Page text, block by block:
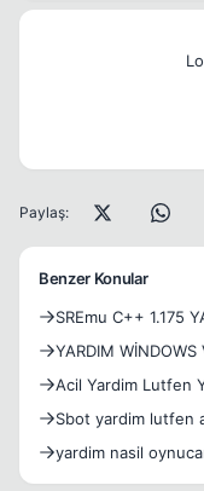
Paylaş:
Benzer Konular
SREmu C++ 1.175
YARDIM WİNDOWS
YARDIM PLS
Acil Yardim Lutfen
Sbot yardim lutfen
yardim nasil